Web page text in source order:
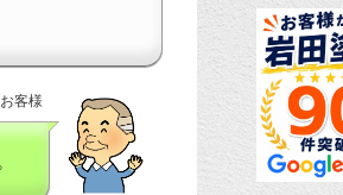
お客様